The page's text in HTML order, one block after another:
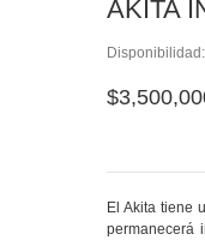
AKITA
Disponibilidad:
El Akita tiene
permanecerá